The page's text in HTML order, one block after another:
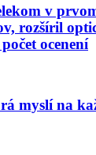
v
rozšíril
ocenení
myslí na